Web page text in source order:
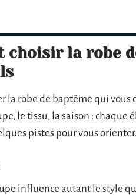
choisir la robe
la robe de baptême qui
le tissu, la saison :
pistes pour vous orienter.
influence autant le style